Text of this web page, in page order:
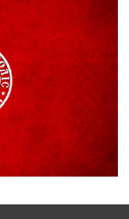
ΠΡΩΤΕΑ
Ταξιάρχη προς κ.
ύδρευσης